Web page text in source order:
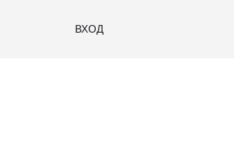
ВХОД